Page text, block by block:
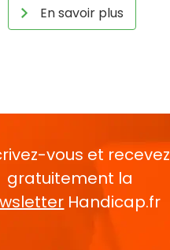
En savoir plus
vous et recevez
gratuitement la
Handicap.fr